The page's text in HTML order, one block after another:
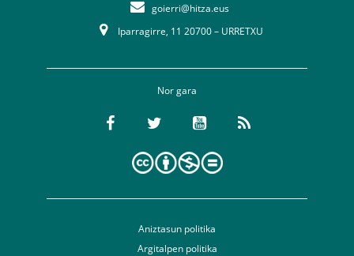
goierri@hitza.eus
Iparragirre, 11 20700 – URRETXU
Nor gara
Aniztasun politika
Argitalpen politika